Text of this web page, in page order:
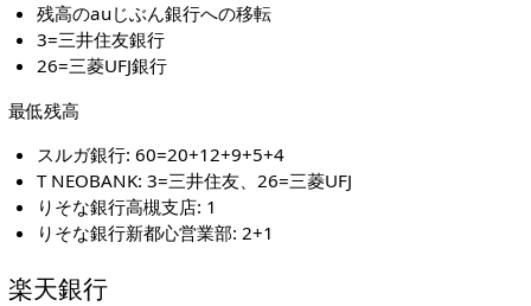
残高のauじぶん銀行への移転
3=三井住友銀行
26=三菱UFJ銀行
最低残高
スルガ銀行: 60=20+12+9+5+4
T NEOBANK: 3=三井住友、26=三菱UFJ
りそな銀行高槻支店: 1
りそな銀行新都心営業部: 2+1
楽天銀行